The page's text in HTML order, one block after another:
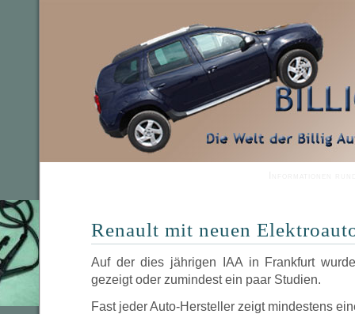
Renault mit neuen
Auf der dies jährigen IAA in Frankfurt
gezeigt oder zumindest ein paar Studien.
Fast jeder Auto-Hersteller zeigt mindestens